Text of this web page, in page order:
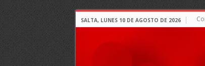
SALTA, LUNES 10 DE AGOSTO DE 2026